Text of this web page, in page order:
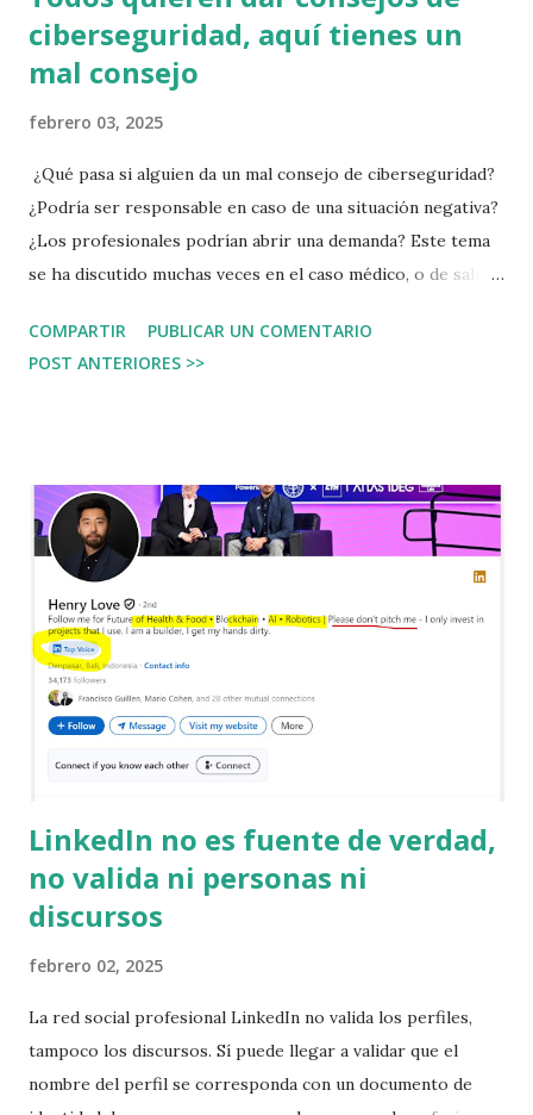
ciberseguridad, aquí tienes un
mal consejo
febrero 03, 2025
¿Qué pasa si alguien da un mal consejo de ciberseguridad?
¿Podría ser responsable en caso de una situación negativa?
¿Los profesionales podrían abrir una demanda? Este tema
se ha discutido muchas veces en el caso médico, o de salud.
procedimiento médico a una persona? ¿Aunque esta
persona no siga la recomendación podría estar ocurriendo
personales, o compartiendo la misma clave con demasiadas
personas. captura de pantalla del perfil en Instagram de
Jesús Villegas Si alguien te llama y te dice que está en
apuros o te cuenta una cosa como esta -que por cierto es
bastante absurda, cuelgue, y llame a esa persona para
validar. Eso es todo, origine la llamada. Como puede ver la
solución es más fácil que el consejo de alguien que no sabe
de ciberseguri...
COMPARTIR
PUBLICAR UN COMENTARIO
POST ANTERIORES >>
LinkedIn no es fuente de verdad,
no valida ni personas ni
discursos
febrero 02, 2025
La red social profesional LinkedIn no valida los perfiles,
tampoco los discursos. Sí puede llegar a validar que el
nombre del perfil se corresponda con un documento de